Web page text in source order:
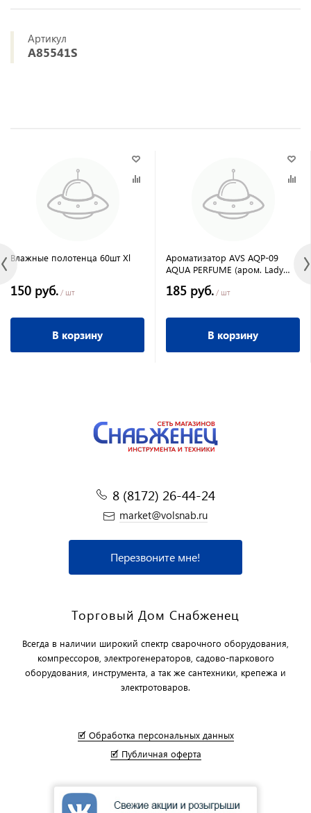
Артикул
A85541S
Влажные полотенца 60шт Хl
150 руб. / шт
В корзину
Ароматизатор AVS AQP-09
AQUA PERFUME (аром. Lady
(жидкостный) Spain/Barcelona
185 руб. / шт
В корзину
8 (8172) 26-44-24
market@volsnab.ru
Перезвоните мне!
Торговый Дом Снабженец
Всегда в наличии широкий спектр сварочного оборудования,
компрессоров, электрогенераторов, садово-паркового
оборудования, инструмента, а так же сантехники, крепежа и
электротоваров.
🗹 Обработка персональных данных
🗹 Публичная оферта